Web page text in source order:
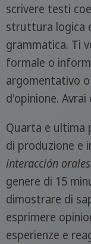
scrivere testi
struttura logica
grammatica. Ti
formale o
argomentativo
d'opinione.
Quarta e ultima
di produzione e
interacción
genere di 15
dimostrare di
esprimere
esperienze e